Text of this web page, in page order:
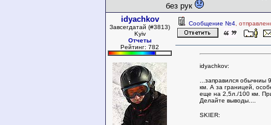
без рук
idyachkov
Завсегдатай (#3813)
Kyiv
Отчеты
Рейтинг: 782
Сообщение №4 ,
idyachkov:
...заправился
км. А за границей,
еще на 2,5л./100 км.
Делайте выводы....
SKIER: